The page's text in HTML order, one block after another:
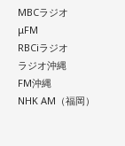
MBCラジオ
μFM
RBCiラジオ
ラジオ沖縄
FM沖縄
NHK AM（福岡）